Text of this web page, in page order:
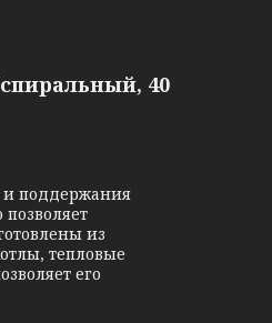
40
и поддержания
из
тепловые
его